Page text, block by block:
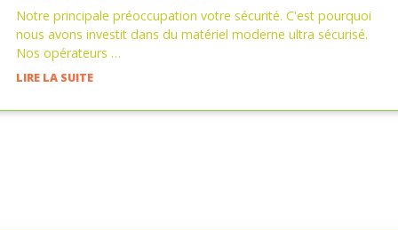
Notre principale préoccupation votre sécurité. C'est pourquoi
nous avons investit dans du matériel moderne ultra sécurisé.
Nos opérateurs …
LIRE LA SUITE